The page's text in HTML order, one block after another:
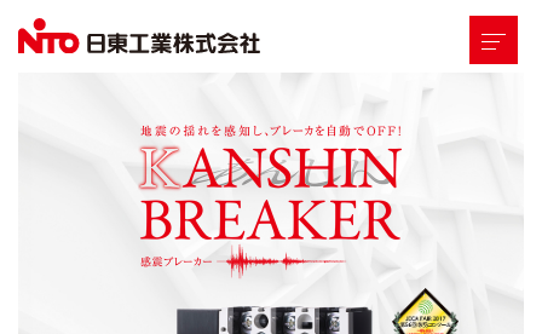
地震時の火災の危険性
感震ブレーカーの特長